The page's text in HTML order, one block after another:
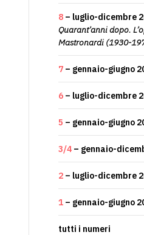
8 – luglio-dicembre
Quarant’anni dopo.
Mastronardi (1930-
7 – gennaio-giugno
6 – luglio-dicembre
5 – gennaio-giugno
3/4 – gennaio-
2 – luglio-dicembre
1 – gennaio-giugno
tutti i numeri